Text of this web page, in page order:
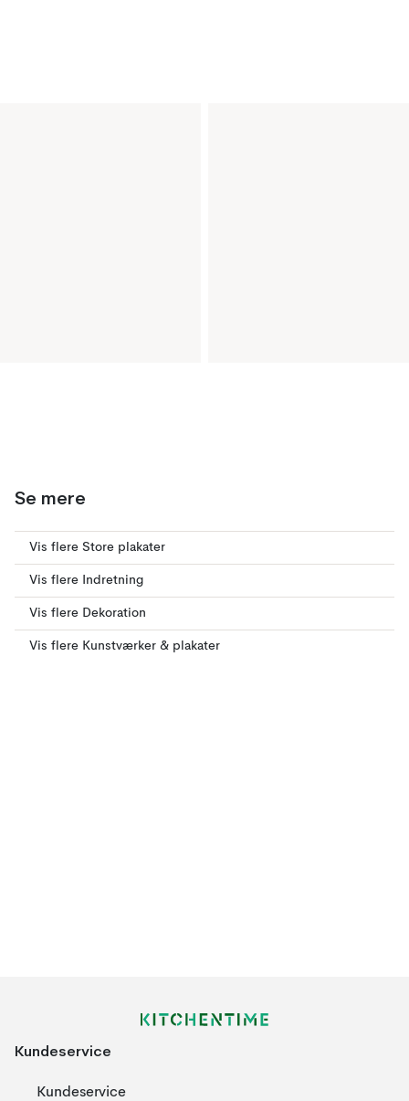
Se mere
Vis flere Store plakater
Vis flere Indretning
Vis flere Dekoration
Vis flere Kunstværker & plakater
Kundeservice
Kundeservice